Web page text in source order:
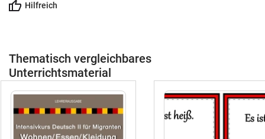
#growing bundle #wachsendes
Materialpaket #Komplettpaket
#Bildkarten DaZ/DaF #Deutschklasse
'Bild- und Wortkarten #Wortschatz
#Gesamtpaket #GROWING BUNDLE
Klasse 1 bis 6DeutschunterrichtDaZ- und
DaF-
im UnterrichtIhre Vorteile auf einen
BlickEinmal kaufen – dauerhaft
profitierenAlle zukünftigen
Erweiterungen sind bereits
Hilfreich
Thematisch vergleichbares
Unterrichtsmaterial